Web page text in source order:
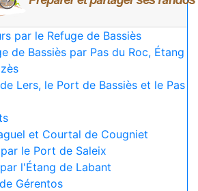
par le Refuge de Bassiès
de Bassiès par Pas du Roc, Étang
Lers, le Port de Bassiès et le Pas
et Courtal de Cougniet
le Port de Saleix
l'Étang de Labant
Gérentos